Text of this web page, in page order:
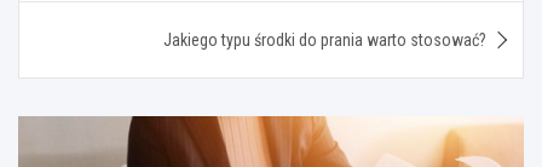
Jakiego typu środki do prania warto stosować?